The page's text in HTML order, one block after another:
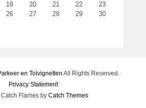
19 20 21 22
23
26 27 28 29
30
en Tolvignetten All Rights Reserved.
Privacy Statement
Flames by Catch Themes